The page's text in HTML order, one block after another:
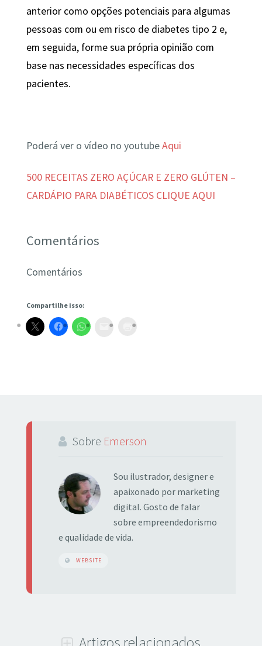
anterior como opções potenciais para algumas
pessoas com ou em risco de diabetes tipo 2 e,
em seguida, forme sua própria opinião com
base nas necessidades específicas dos
pacientes.
Poderá ver o vídeo no youtubeAqui
500 RECEITAS ZERO AÇÚCAR E ZERO GLÚTEN –
CARDÁPIO PARA DIABÉTICOS CLIQUE AQUI
Comentários
Comentários
Compartilhe isso:
Sobre Emerson
Sou ilustrador, designer e
apaixonado por marketing
digital. Gosto de falar
sobre empreendedorismo
e qualidade de vida.
WEBSITE